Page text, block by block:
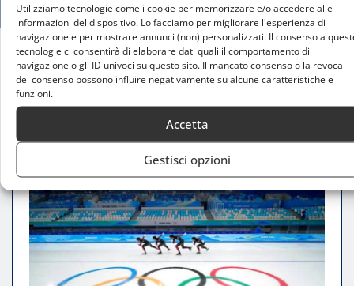
Utilizziamo tecnologie come i cookie per memorizzare e/o accedere alle
informazioni del dispositivo. Lo facciamo per migliorare l'esperienza di
navigazione e per mostrare annunci (non) personalizzati. Il consenso a
tecnologie ci consentirà di elaborare dati quali il comportamento di
navigazione o gli ID univoci su questo sito. Il mancato consenso o la revoca
del consenso possono influire negativamente su alcune caratteristiche e
funzioni.
Accetta
Gestisci opzioni
Home
Milano Cortina 2026: con i biglietti in vendita
esplodono le ricerche su Airbnb